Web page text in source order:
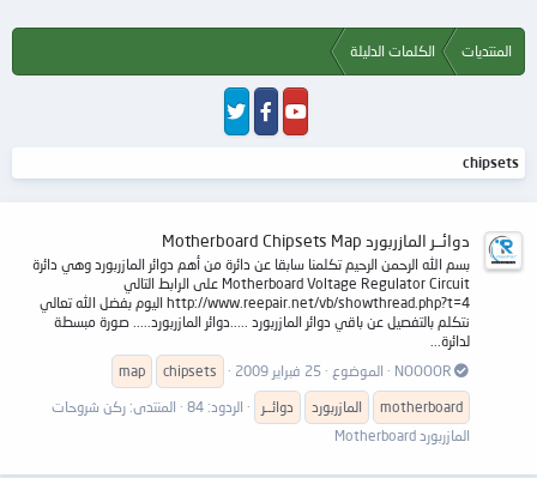
المنتديات الكلمات الدليلة
chipsets
دوائــر المازربورد Motherboard Chipsets Map
بسم الله الرحمن الرحيم تكلمنا سابقا عن دائرة من أهم دوائر المازربورد وهي دائرة
Motherboard Voltage Regulator Circuit على الرابط التالي
http://www.reepair.net/vb/showthread.php?t=4 اليوم بفضل الله تعالي
نتكلم بالتفصيل عن باقي دوائر المازربورد .....دوائر المازربورد..... صورة مبسطة
لدائرة...
NOOOOR
الموضوع 25 فبراير 2009 chipsets
map
motherboard
المازربورد دوائــر الردود: 84 المنتدى: ركن شروحات
المازربورد Motherboard